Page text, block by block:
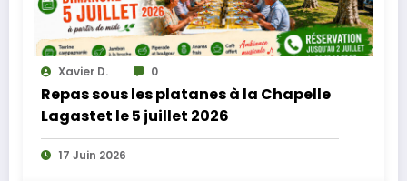
Xavier D. 0
Repas sous les platanes à la Chapelle
Lagastet le 5 juillet 2026
17 Juin 2026